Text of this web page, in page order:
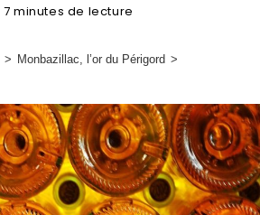
7 minutes de lecture
> Monbazillac, l’or du Périgord >